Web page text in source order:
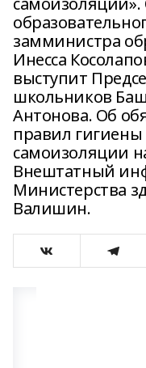
замминистра
Инесса
выступит
школьников
Антонова. Об
правил гигиены
самоизоляции
Внештатный
Министерства
Валишин.